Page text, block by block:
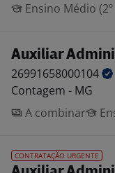
Ensino Médio
Auxiliar
26991658000104
Contagem - MG
A combinar
CONTRATAÇÃO URGENTE